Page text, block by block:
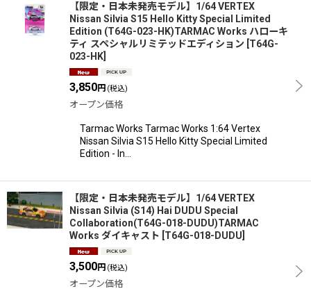
【限定・日本未発売モデル】1/64 VERTEX
Nissan Silvia S15 Hello Kitty Special Limited
Edition (T64G-023-HK)TARMAC Works ハローキ
ティ スペシャルリミテッドエディション T64G-
023-HK
3,850円 (税込)
オープン価格
Tarmac Works Tarmac Works 1:64 Vertex
Nissan Silvia S15 Hello Kitty Special Limited
Edition - In…
【限定・日本未発売モデル】1/64 VERTEX
Nissan Silvia (S14) Hai DUDU Special
Collaboration(T64G-018-DUDU)TARMAC
Works ダイキャスト T64G-018-DUDU
3,500円 (税込)
オープン価格